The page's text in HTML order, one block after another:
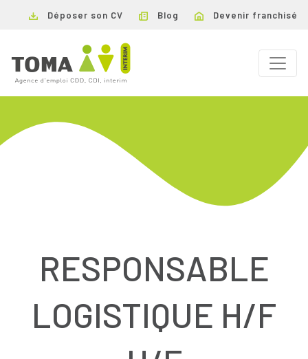
Déposer son CV Blog Devenir franchisé
RESPONSABLE
LOGISTIQUE H/F